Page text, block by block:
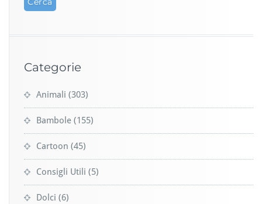
Categorie
Animali (303)
Bambole (155)
Cartoon (45)
Consigli Utili (5)
Dolci (6)